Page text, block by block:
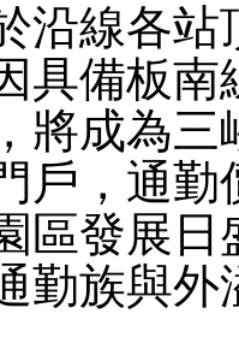
沿線各站
具備板南
將成為三
戶，通勤
區發展日
勤族與外